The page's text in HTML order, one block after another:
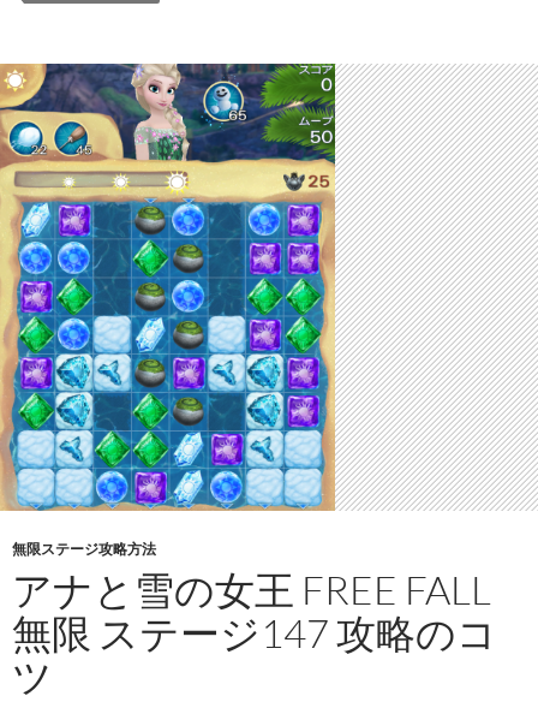
無限ステージ攻略方法
アナと雪の女王 FREE FALL
無限 ステージ147 攻略のコ
ツ